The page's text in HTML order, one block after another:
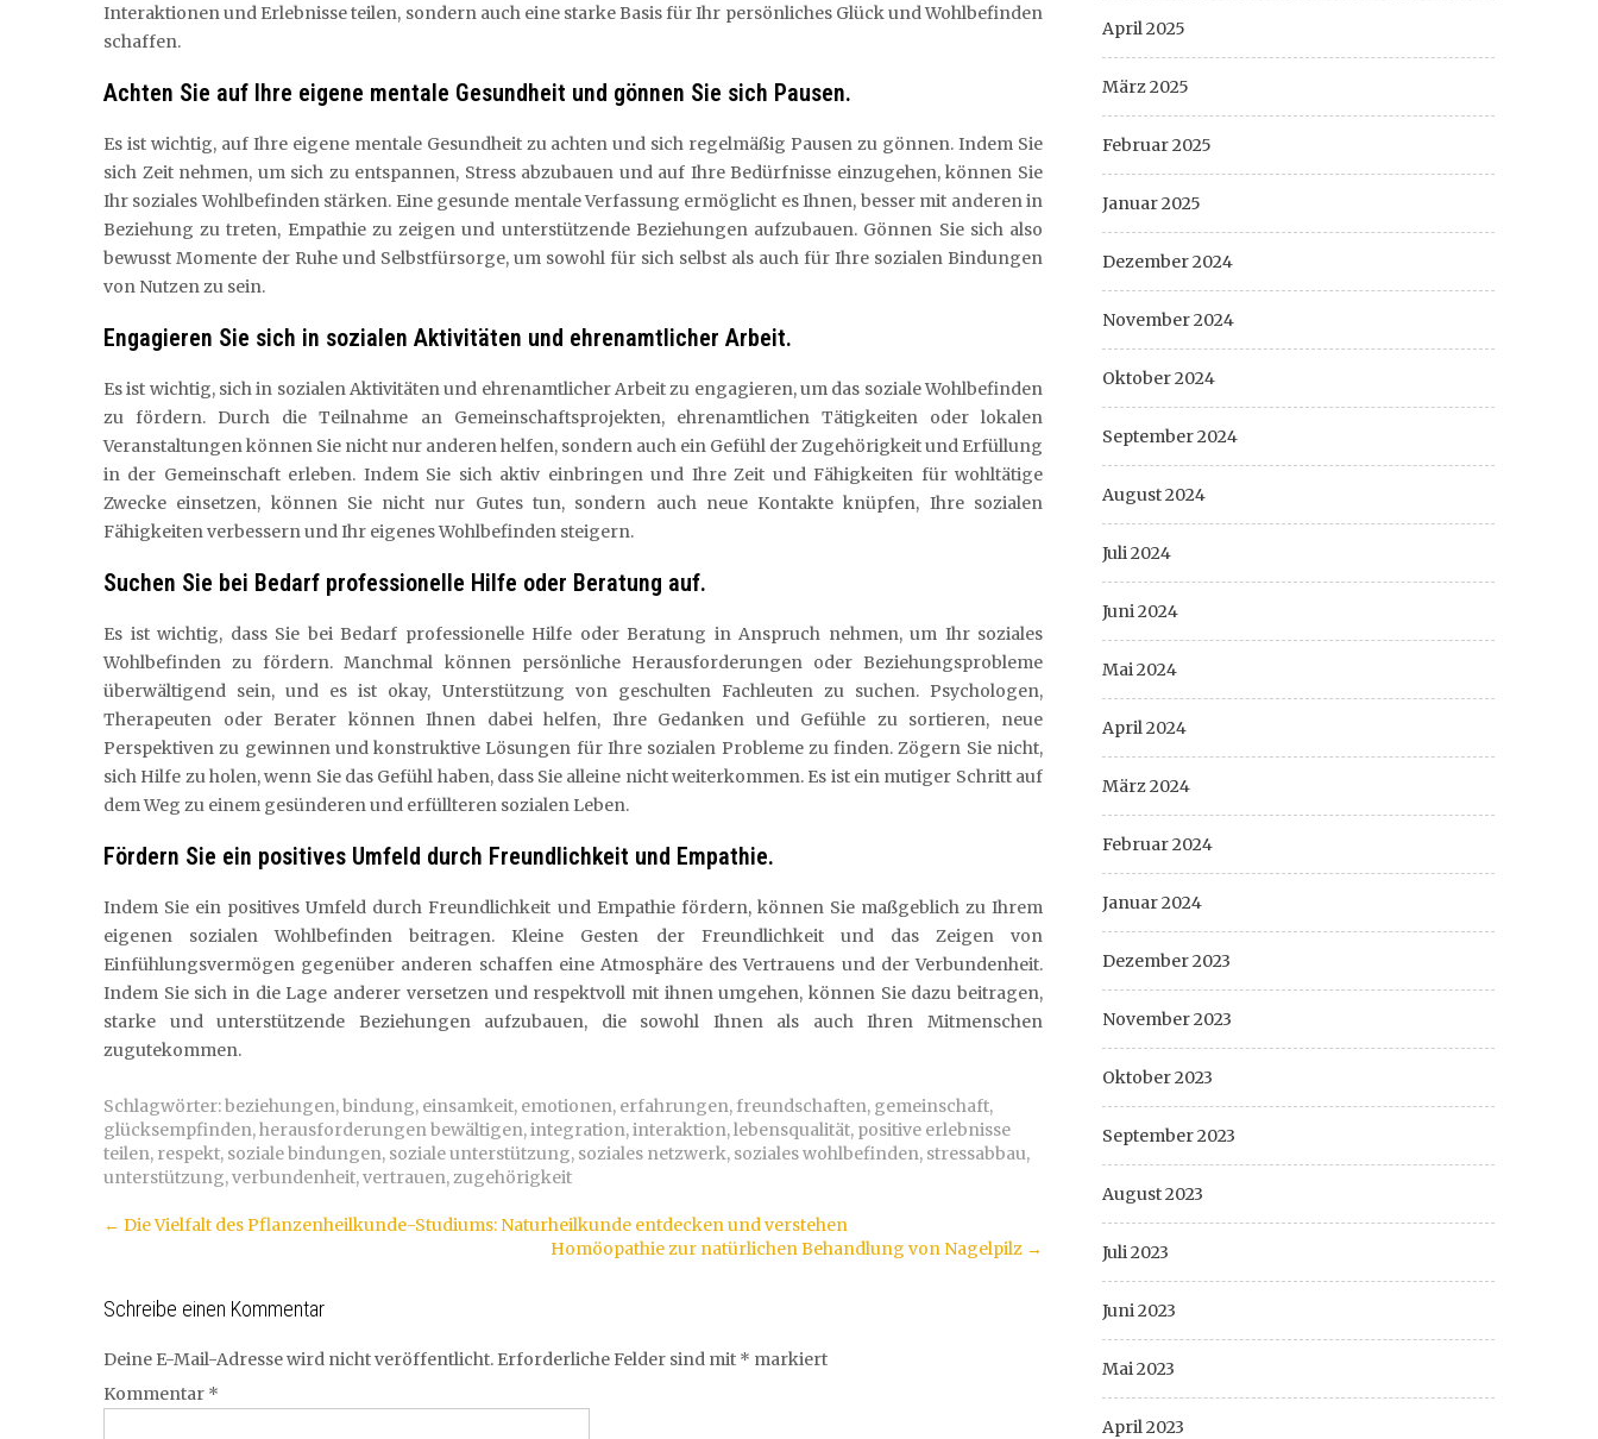
Interaktionen und Erlebnisse teilen, sondern auch eine starke Basis für Ihr persönliches Glück und Wohlbefinden
schaffen.
Achten Sie auf Ihre eigene mentale Gesundheit und gönnen Sie sich Pausen.
Es ist wichtig, auf Ihre eigene mentale Gesundheit zu achten und sich regelmäßig Pausen zu gönnen. Indem Sie
sich Zeit nehmen, um sich zu entspannen, Stress abzubauen und auf Ihre Bedürfnisse einzugehen, können Sie
Ihr soziales Wohlbefinden stärken. Eine gesunde mentale Verfassung ermöglicht es Ihnen, besser mit anderen in
Beziehung zu treten, Empathie zu zeigen und unterstützende Beziehungen aufzubauen. Gönnen Sie sich also
bewusst Momente der Ruhe und Selbstfürsorge, um sowohl für sich selbst als auch für Ihre sozialen Bindungen
von Nutzen zu sein.
Engagieren Sie sich in sozialen Aktivitäten und ehrenamtlicher Arbeit.
Es ist wichtig, sich in sozialen Aktivitäten und ehrenamtlicher Arbeit zu engagieren, um das soziale Wohlbefinden
zu fördern. Durch die Teilnahme an Gemeinschaftsprojekten, ehrenamtlichen Tätigkeiten oder lokalen
Veranstaltungen können Sie nicht nur anderen helfen, sondern auch ein Gefühl der Zugehörigkeit und Erfüllung
in der Gemeinschaft erleben. Indem Sie sich aktiv einbringen und Ihre Zeit und Fähigkeiten für wohltätige
Zwecke einsetzen, können Sie nicht nur Gutes tun, sondern auch neue Kontakte knüpfen, Ihre sozialen
Fähigkeiten verbessern und Ihr eigenes Wohlbefinden steigern.
Suchen Sie bei Bedarf professionelle Hilfe oder Beratung auf.
Es ist wichtig, dass Sie bei Bedarf professionelle Hilfe oder Beratung in Anspruch nehmen, um Ihr soziales
Wohlbefinden zu fördern. Manchmal können persönliche Herausforderungen oder Beziehungsprobleme
überwältigend sein, und es ist okay, Unterstützung von geschulten Fachleuten zu suchen. Psychologen,
Therapeuten oder Berater können Ihnen dabei helfen, Ihre Gedanken und Gefühle zu sortieren, neue
Perspektiven zu gewinnen und konstruktive Lösungen für Ihre sozialen Probleme zu finden. Zögern Sie nicht,
sich Hilfe zu holen, wenn Sie das Gefühl haben, dass Sie alleine nicht weiterkommen. Es ist ein mutiger Schritt auf
dem Weg zu einem gesünderen und erfüllteren sozialen Leben.
Fördern Sie ein positives Umfeld durch Freundlichkeit und Empathie.
Indem Sie ein positives Umfeld durch Freundlichkeit und Empathie fördern, können Sie maßgeblich zu Ihrem
eigenen sozialen Wohlbefinden beitragen. Kleine Gesten der Freundlichkeit und das Zeigen von
Einfühlungsvermögen gegenüber anderen schaffen eine Atmosphäre des Vertrauens und der Verbundenheit.
Indem Sie sich in die Lage anderer versetzen und respektvoll mit ihnen umgehen, können Sie dazu beitragen,
starke und unterstützende Beziehungen aufzubauen, die sowohl Ihnen als auch Ihren Mitmenschen
zugutekommen.
Schlagwörter:beziehungen,bindung, einsamkeit, emotionen, erfahrungen, freundschaften, gemeinschaft,
glücksempfinden,herausforderungen bewältigen,integration,interaktion,lebensqualität, positive erlebnisse
teilen, respekt, soziale bindungen, soziale unterstützung, soziales netzwerk, soziales wohlbefinden, stressabbau,
unterstützung,verbundenheit,vertrauen, zugehörigkeit
Artikel-
← Die Vielfalt des Pflanzenheilkunde-Studiums: Naturheilkunde entdecken und verstehen
Homöopathie zur natürlichen Behandlung von Nagelpilz →
Schreibe einen Kommentar
Deine E-Mail-Adresse wird nicht veröffentlicht. Erforderliche Felder sind mit * markiert
Kommentar *
April 2025
März 2025
Februar 2025
Januar 2025
Dezember 2024
November 2024
Oktober 2024
September 2024
August 2024
Juli 2024
Juni 2024
Mai 2024
April 2024
März 2024
Februar 2024
Januar 2024
Dezember 2023
November 2023
Oktober 2023
September 2023
August 2023
Juli 2023
Juni 2023
Mai 2023
April 2023